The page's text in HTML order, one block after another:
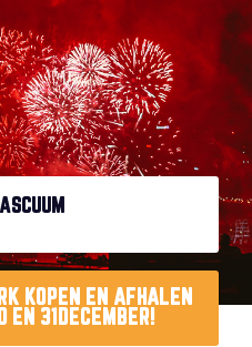
KOPEN EN AFHALEN
31DECEMBER!